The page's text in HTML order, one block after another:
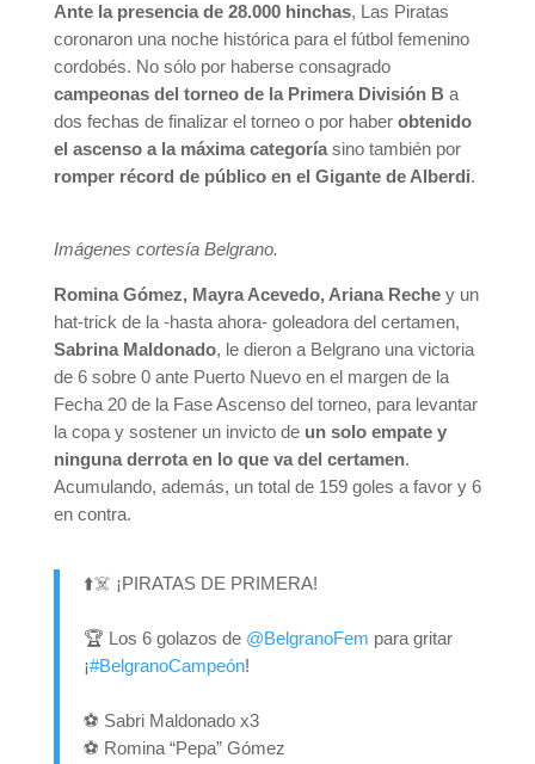
Ante la presencia de 28.000 hinchas, Las Piratas
coronaron una noche histórica para el fútbol femenino
cordobés. No sólo por haberse consagrado
campeonas del torneo de la Primera División B a
dos fechas de finalizar el torneo o por haber obtenido
el ascenso a la máxima categoríasino también por
romper récord de público en el Gigante de Alberdi.
Imágenes cortesía Belgrano.
Romina Gómez, Mayra Acevedo, Ariana Rechey un
hat-trick de la -hasta ahora- goleadora del certamen,
Sabrina Maldonado, le dieron a Belgrano una victoria
de 6 sobre 0 ante Puerto Nuevo en el margen de la
Fecha 20 de la Fase Ascenso del torneo, para levantar
la copa y sostener un invicto de un solo empate y
ninguna derrota en lo que va del certamen.
Acumulando, además, un total de 159 goles a favor y 6
en contra.
⬆️☠️ ¡PIRATAS DE PRIMERA!
🏆 Los 6 golazos de @BelgranoFem para gritar
¡#BelgranoCampeón!
⚽️ Sabri Maldonado x3
⚽️ Romina “Pepa” Gómez